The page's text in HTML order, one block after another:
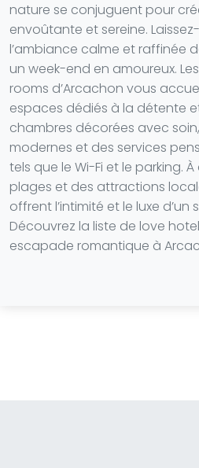
nature se conjuguent pour
envoûtante et sereine.
l’ambiance calme et raffinée
un week-end en amoureux.
rooms d’Arcachon vous
espaces dédiés à la détente
chambres décorées avec
modernes et des services
tels que le Wi-Fi et le parking.
plages et des attractions
offrent l’intimité et le luxe d’un
Découvrez la liste de love
escapade romantique à